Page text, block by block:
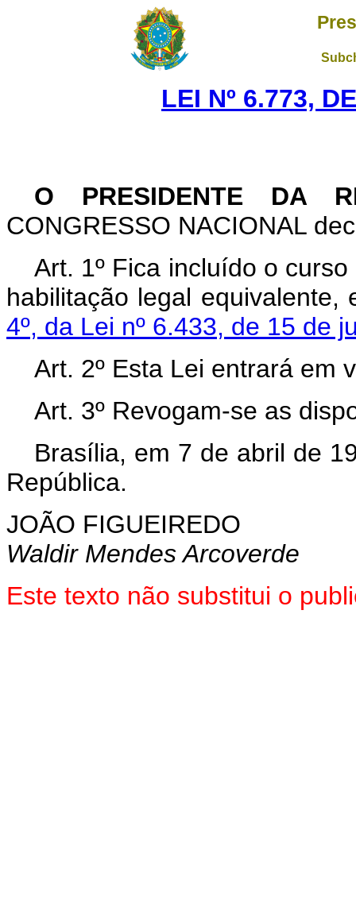
LEI Nº 6.773,
O PRESIDENTE DA
CONGRESSO NACIONAL
Art. 1º Fica incluído o
habilitação legal
4º, da Lei nº 6.433, de 15 de
Art. 2º Esta Lei entrará em
Art. 3º Revogam-se as
Brasília, em 7 de abril de
República.
JOÃO FIGUEIREDO
Waldir Mendes Arcoverde
Este texto não substitui o